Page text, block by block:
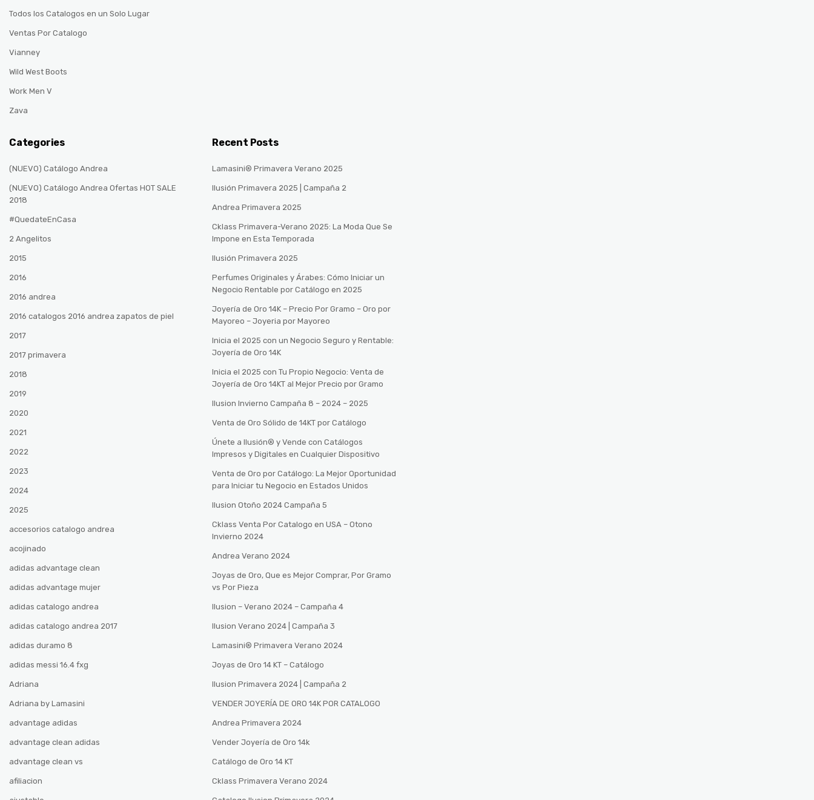
Todos los Catalogos en un Solo Lugar
Ventas Por Catalogo
Vianney
Wild West Boots
Work Men V
Zava
Categories
(NUEVO) Catálogo Andrea
(NUEVO) Catálogo Andrea Ofertas HOT SALE
2018
#QuedateEnCasa
2 Angelitos
2015
2016
2016 andrea
2016 catalogos 2016 andrea zapatos de piel
2017
2017 primavera
2018
2019
2020
2021
2022
2023
2024
2025
accesorios catalogo andrea
acojinado
adidas advantage clean
adidas advantage mujer
adidas catalogo andrea
adidas catalogo andrea 2017
adidas duramo 8
adidas messi 16.4 fxg
Adriana
Adriana by Lamasini
advantage adidas
advantage clean adidas
advantage clean vs
afiliacion
Recent Posts
Lamasini® Primavera Verano 2025
Ilusión Primavera 2025 | Campaña 2
Andrea Primavera 2025
Cklass Primavera-Verano 2025: La Moda Que Se
Impone en Esta Temporada
Ilusión Primavera 2025
Perfumes Originales y Árabes: Cómo Iniciar un
Negocio Rentable por Catálogo en 2025
Joyería de Oro 14K – Precio Por Gramo – Oro por
Mayoreo – Joyeria por Mayoreo
Inicia el 2025 con un Negocio Seguro y Rentable:
Joyería de Oro 14K
Inicia el 2025 con Tu Propio Negocio: Venta de
Joyería de Oro 14KT al Mejor Precio por Gramo
Ilusion Invierno Campaña 8 – 2024 – 2025
Venta de Oro Sólido de 14KT por Catálogo
Únete a Ilusión® y Vende con Catálogos
Impresos y Digitales en Cualquier Dispositivo
Venta de Oro por Catálogo: La Mejor Oportunidad
para Iniciar tu Negocio en Estados Unidos
Ilusion Otoño 2024 Campaña 5
Cklass Venta Por Catalogo en USA – Otono
Invierno 2024
Andrea Verano 2024
Joyas de Oro, Que es Mejor Comprar, Por Gramo
vs Por Pieza
Ilusion – Verano 2024 – Campaña 4
Ilusion Verano 2024 | Campaña 3
Lamasini®️ Primavera Verano 2024
Joyas de Oro 14 KT – Catálogo
Ilusion Primavera 2024 | Campaña 2
VENDER JOYERÍA DE ORO 14K POR CATALOGO
Andrea Primavera 2024
Vender Joyería de Oro 14k
Catálogo de Oro 14 KT
Cklass Primavera Verano 2024